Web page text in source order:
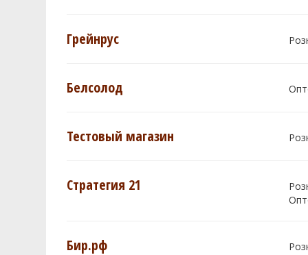
Грейнрус
Белсолод
Тестовый магазин
Стратегия 21
Бир.рф